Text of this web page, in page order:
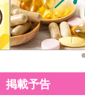
掲載予告